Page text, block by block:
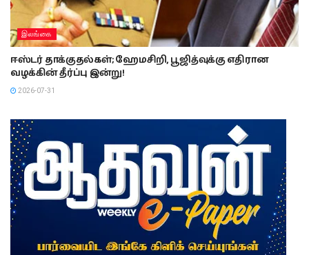
இலங்கை
ஈஸ்டர் தாக்குதல்கள்; ஹேமசிறி, பூஜித்வுக்கு எதிரான
வழக்கின் தீர்ப்பு இன்று!
2026-07-31